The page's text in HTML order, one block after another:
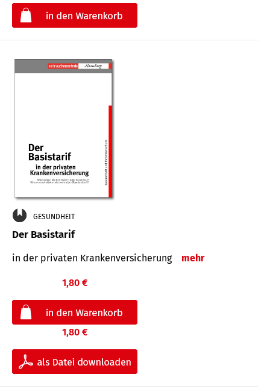
GESUNDHEIT
Der Basistarif
in der privaten Kran­ken­ver­siche­rung mehr
1,80 €
1,80 €